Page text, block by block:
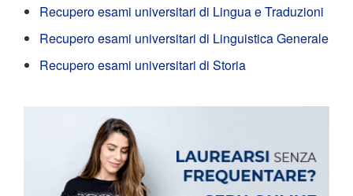
Recupero esami universitari di Lingua e Traduzioni
Recupero esami universitari di Linguistica Generale
Recupero esami universitari di Storia